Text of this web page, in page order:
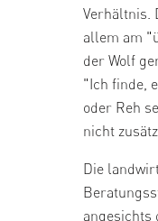
Verhältnis.
allem am
der Wolf
"Ich finde,
oder Reh
nicht
Die
angesichts